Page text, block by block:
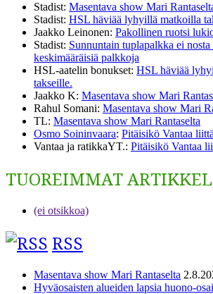
Stadist: Masentava show Mari
Stadist: HSL häviää lyhyillä matkoilla
Jaakko Leinonen: Pakollinen ruotsi
Stadist: Sunnuntain tuplapalkka ei nosta
keskimääräisiä palkkoja
HSL-aatelin bonukset: HSL häviää
takseille.
Jaakko K: Masentava show Mari
Rahul Somani: Masentava show Mari
TL: Masentava show Mari Rantaselta
Osmo Soininvaara: Pitäisikö Vantaa
Vantaa ja ratikkaYT.: Pitäisikö Vantaa
TUOREIMMAT
(ei otsikkoa)
RSS
Masentava show Mari Rantaselta
Hyväosaisten alueiden lapsia huono-